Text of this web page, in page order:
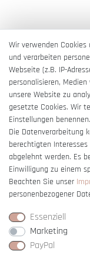
Wir verwenden
und verarbeiten
Webseite (z.B. IP-
personalisieren,
unsere Website zu
gesetzte Cookies. Wir
Einstellungen benennen.
Die Datenverarbeitung
berechtigten
abgelehnt werden. Es
Einwilligung zu einem
Beachten Sie unser
personenbezogener
Essenziell
Marketing
PayPal